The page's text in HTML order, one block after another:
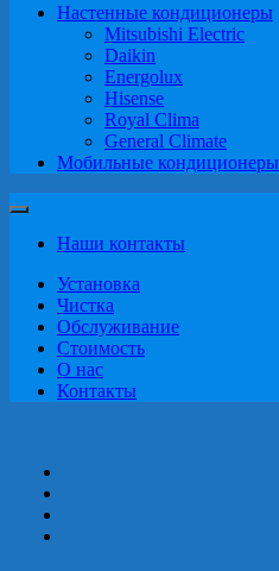
Настенные кондиционеры
Mitsubishi Electric
Daikin
Energolux
Hisense
Royal Clima
General Climate
Мобильные кондиционеры
Наши контакты
Установка
Чистка
Обслуживание
Стоимость
О нас
Контакты